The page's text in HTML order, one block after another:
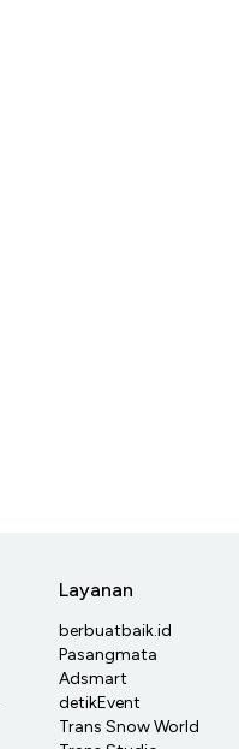
Layanan
berbuatbaik.id
Pasangmata
Adsmart
detikEvent
Trans Snow World